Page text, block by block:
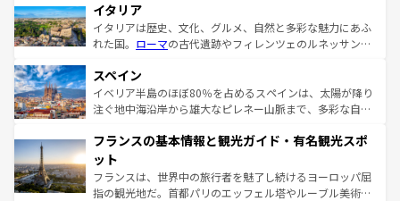
イタリア
イタリアは歴史、文化、グルメ、自然と多彩な魅力にあふ
れた国。 ローマの古代遺跡やフィレンツェのルネッサンス
ろん、トスカーナの美しい田園風景やアマルフィ海岸の絶
景など、自然景観も見逃せない。観光の合間には、本場の
ピザやパスタなど、絶品のイタリア料理を堪能することも
ませてくれるイタリアで、忘れられない旅をしてみよう！
なお、新着のイタリア情報は
しい。
スペイン
イベリア半島のほぼ80％を占めるスペインは、太陽が降り
注ぐ地中海沿岸から雄大なピレネー山脈まで、多彩な自然
文化が根付くこの国では、情熱的なフラメンコ、熱気あふ
れる闘牛、そして美味しいタパスが生活の一部となってい
る。首都マドリードの洗練された雰囲気や、バルセロナの
アートに溢れた街角から、地方では古代ローマ遺跡や中世
フランスの基本情報と観光ガイド・有名観光スポ
ット
フランスは、世界中の旅行者を魅了し続けるヨーロッパ屈
指の観光地だ。首都パリのエッフェル塔やルーブル美術館